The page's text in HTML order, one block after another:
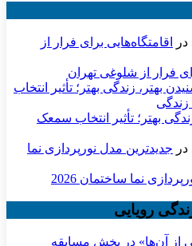
در
اقامتگاه‌هایی برای فرار از
فرار از شلوغی تهران
بهتر، زندگی بهتر؛ تأثیر انتخاب
بهتر؛ تأثیر انتخاب سمعک
در جدیدترین مدل نورپردازی نما
نما ساختمان 2026
رویایی